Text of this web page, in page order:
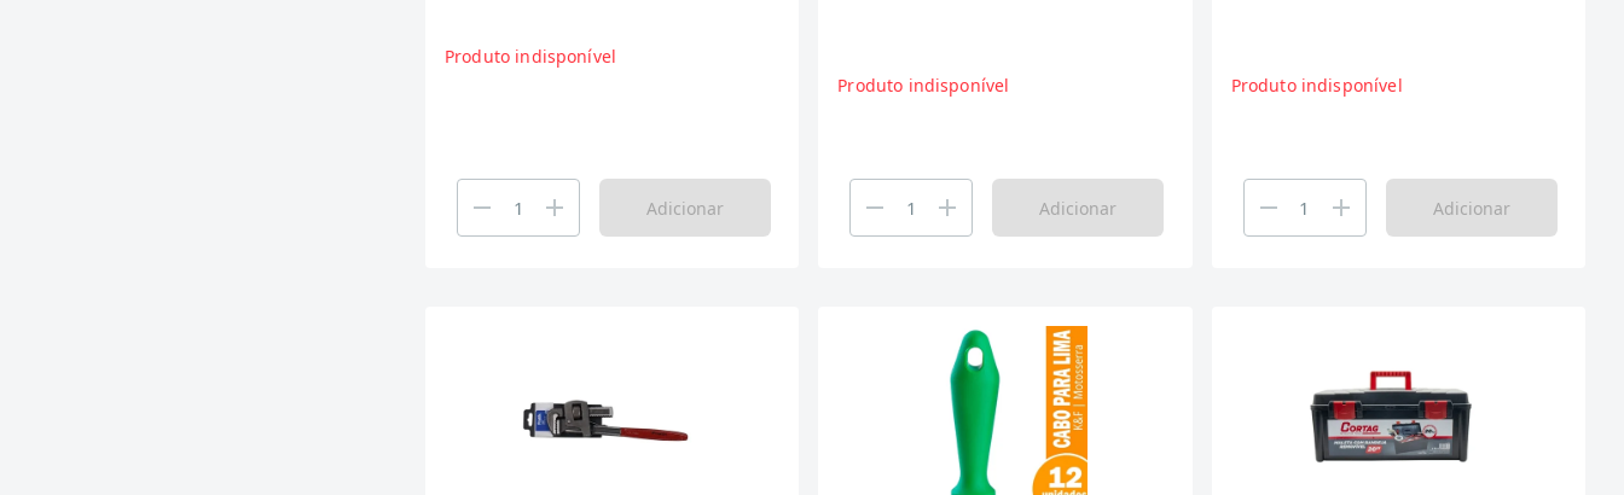
Produto indisponível
Adicionar
Produto indisponível
Adicionar
Produto indisponível
Adicionar